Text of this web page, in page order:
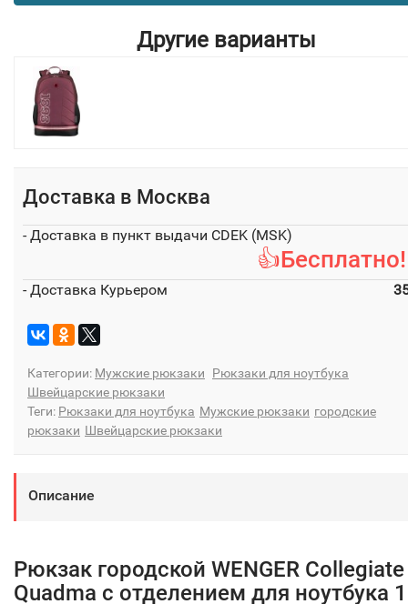
Другие варианты
Доставка в Москва
- Доставка в пункт выдачи CDEK (MSK)
- Доставка Курьером
Категории: Мужские рюкзаки
Рюкзаки для ноутбука
Швейцарские рюкзаки
Теги: Рюкзаки для ноутбука Мужские рюкзаки городские
рюкзаки Швейцарские рюкзаки
Описание
Рюкзак городской WENGER Collegiate
Quadma с отделением для ноутбука